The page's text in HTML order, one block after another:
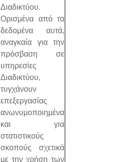
Διαδικτύου.
Ορισμένα από τα
δεδομένα αυτά,
αναγκαία για την
πρόσβαση σε
υπηρεσίες
Διαδικτύου,
τυγχάνουν
επεξεργασίας
ανωνυμοποιημένα
και για
στατιστικούς
σκοπούς σχετικά
με την χρήση των